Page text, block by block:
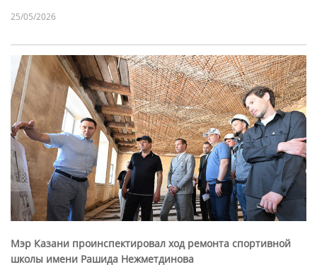
25/05/2026
Мэр Казани проинспектировал ход ремонта спортивной
школы имени Рашида Нежметдинова